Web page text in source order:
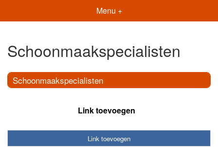
Menu +
Schoonmaakspecialisten
Schoonmaakspecialisten
Link toevoegen
Link toevoegen